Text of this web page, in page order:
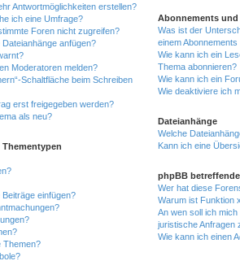
Antwortmöglichkeiten erstellen?
ich eine Umfrage?
Foren nicht zugreifen?
anfügen?
Moderatoren melden?
Schaltfläche beim Schreiben
erst freigegeben werden?
als neu?
Beiträge einfügen?
Themen?
Abonnements und
Was ist der
einem
Wie kann ich ein
Thema abonnieren?
Wie kann ich ein
Wie deaktiviere ich
Dateianhänge
Welche
Kann ich eine
phpBB
Wer hat diese
Warum ist Funktion
An wen soll ich
juristische Anfragen
Wie kann ich einen